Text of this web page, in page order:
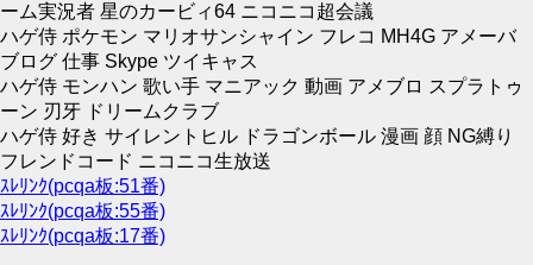
ーム実況者 星のカービィ64 ニコニコ超会議
ハゲ侍 ポケモン マリオサンシャイン フレコ MH4G アメーバ
ブログ 仕事 Skype ツイキャス
ハゲ侍 モンハン 歌い手 マニアック 動画 アメブロ スプラトゥ
ーン 刃牙 ドリームクラブ
ハゲ侍 好き サイレントヒル ドラゴンボール 漫画 顔 NG縛り
フレンドコード ニコニコ生放送
ｽﾚﾘﾝｸ(pcqa板:51番)
ｽﾚﾘﾝｸ(pcqa板:55番)
ｽﾚﾘﾝｸ(pcqa板:17番)